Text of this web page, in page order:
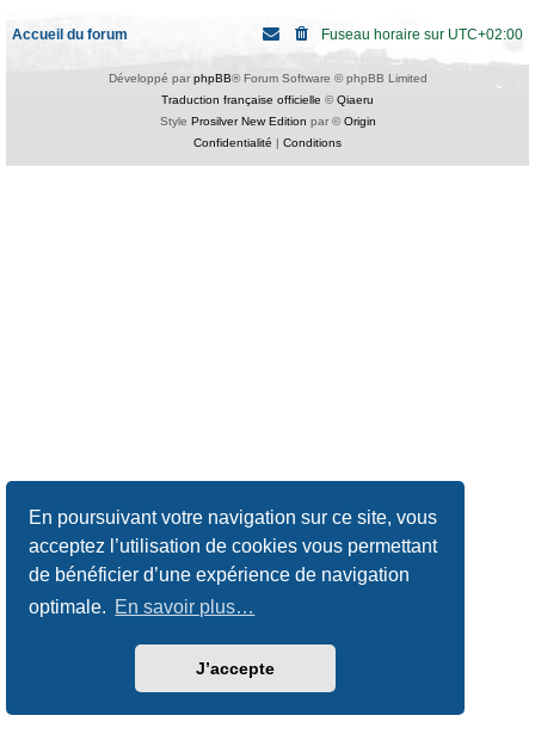
En poursuivant votre navigation sur ce site, vous
acceptez l’utilisation de cookies vous permettant
de bénéficier d’une expérience de navigation
optimale. En savoir plus…
J’accepte
Accueil du forum Fuseau horaire sur UTC+02:00
Développé par phpBB® Forum Software © phpBB Limited
Traduction française officielle ©Qiaeru
Style Prosilver New Edition par ©Origin
Confidentialité | Conditions